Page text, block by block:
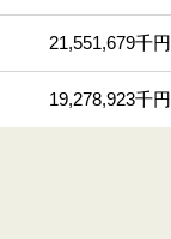
21,551,679千円
19,278,923千円